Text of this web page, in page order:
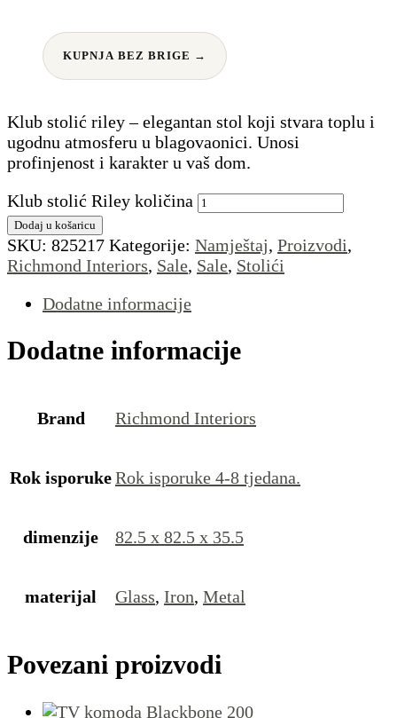
KUPNJA BEZ BRIGE →
Klub stolić riley – elegantan stol koji stvara toplu i
ugodnu atmosferu u blagovaonici. Unosi
profinjenost i karakter u vaš dom.
Klub stolić Riley količina
Dodaj u košaricu
SKU: 825217 Kategorije: Namještaj, Proizvodi,
Richmond Interiors, Sale, Sale, Stolići
Dodatne informacije
Dodatne informacije
Brand Richmond Interiors
Rok isporukeRok isporuke 4-8 tjedana.
dimenzije 82.5 x 82.5 x 35.5
materijal Glass, Iron, Metal
Povezani proizvodi